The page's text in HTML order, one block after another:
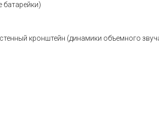
батарейки)
кронштейн (динамики объемного